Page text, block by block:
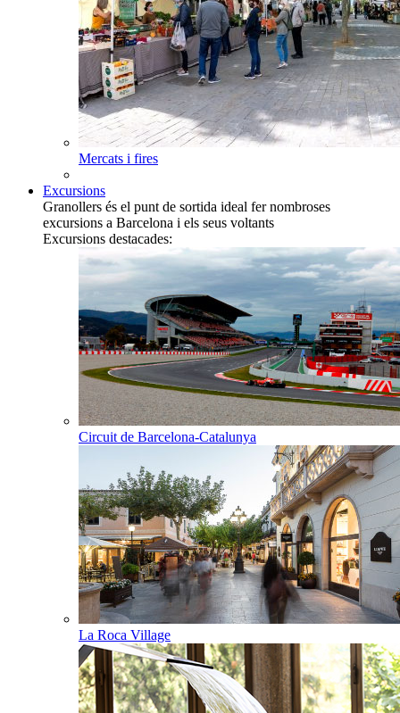
Mercats i fires
Excursions
Granollers és el punt de sortida ideal fer nombroses
excursions a Barcelona i els seus voltants
Excursions destacades:
Circuit de Barcelona-Catalunya
La Roca Village